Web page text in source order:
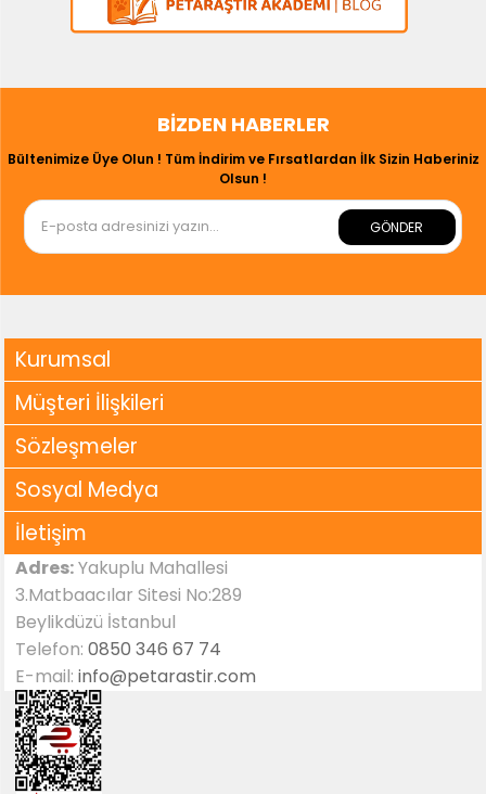
BIZDEN HABERLER
Bültenimize Üye Olun ! Tüm İndirim ve Fırsatlardan İlk Sizin Haberiniz
Olsun !
GÖNDER
Kurumsal
Müşteri İlişkileri
Sözleşmeler
Sosyal Medya
İletişim
Adres:Yakuplu Mahallesi
3.Matbaacılar Sitesi No:289
Beylikdüzü İstanbul
Telefon:0850 346 67 74
E-mail:info@petarastir.com